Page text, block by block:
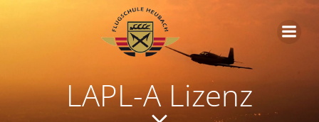
Inhalt
springen
LAPL-A Lizenz